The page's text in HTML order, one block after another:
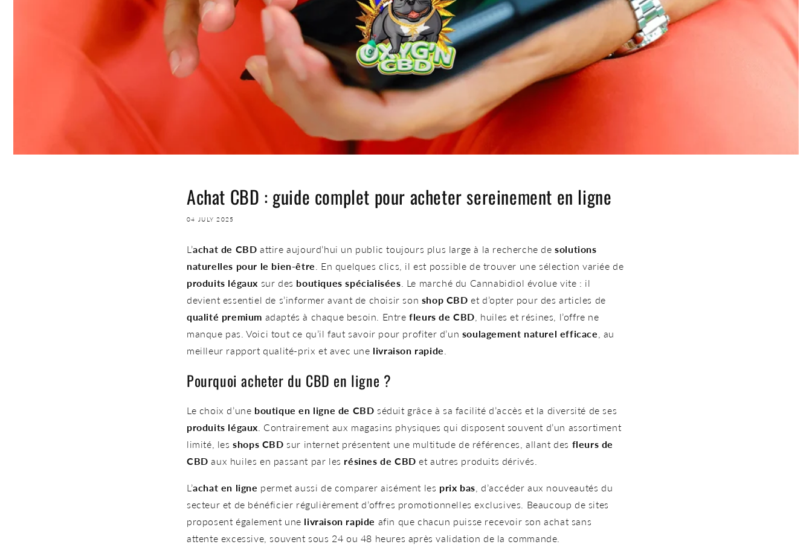
Achat CBD : guide complet pour acheter sereinement en ligne
04 JULY 2025
L’achat de CBD attire aujourd’hui un public toujours plus large à la recherche desolutions
naturelles pour le bien-être . En quelques clics, il est possible de trouver une sélection variée de
produits légaux sur des boutiques spécialisées . Le marché du Cannabidiol évolue vite : il
devient essentiel de s’informer avant de choisir son shop CBD et d’opter pour des articles de
qualité premium adaptés à chaque besoin. Entrefleurs de CBD , huiles et résines, l’offre ne
manque pas. Voici tout ce qu’il faut savoir pour profiter d’un soulagement naturel efficace , au
meilleur rapport qualité-prix et avec une livraison rapide
Pourquoi acheter du CBD en ligne ?
Le choix d’une boutique en ligne de CBD séduit grâce à sa facilité d’accès et la diversité de ses
produits légaux . Contrairement aux magasins physiques qui disposent souvent d’un assortiment
limité, lesshops CBD sur internet présentent une multitude de références, allant des fleurs de
CBD aux huiles en passant par les résines de CBD et autres produits dérivés.
L’achat en ligne permet aussi de comparer aisément les prix bas , d’accéder aux nouveautés du
secteur et de bénéficier régulièrement d’offres promotionnelles exclusives. Beaucoup de sites
proposent également une livraison rapide afin que chacun puisse recevoir son achat sans
attente excessive, souvent sous 24 ou 48 heures après validation de la commande.